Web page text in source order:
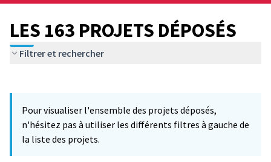
LES 163 PROJETS DÉPOSÉS
Filtrer et rechercher
−
Pour visualiser l'ensemble des projets déposés,
n'hésitez pas à utiliser les différents filtres à gauche de
la liste des projets.